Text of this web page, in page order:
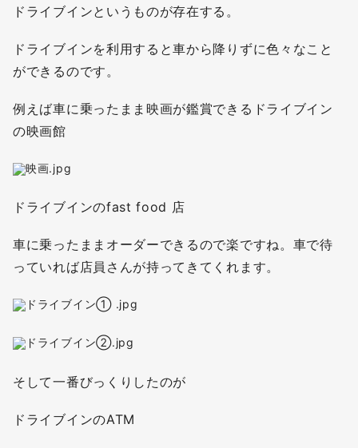
ドライブインというものが存在する。
ドライブインを利用すると車から降りずに色々なこと
ができるのです。
例えば車に乗ったまま映画が鑑賞できるドライブイン
の映画館
ドライブインのfast food 店
車に乗ったままオーダーできるので楽ですね。車で待
っていれば店員さんが持ってきてくれます。
そして一番びっくりしたのが
ドライブインのATM